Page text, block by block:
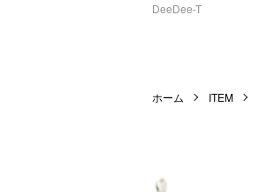
DeeDee-T
ホーム ITEM